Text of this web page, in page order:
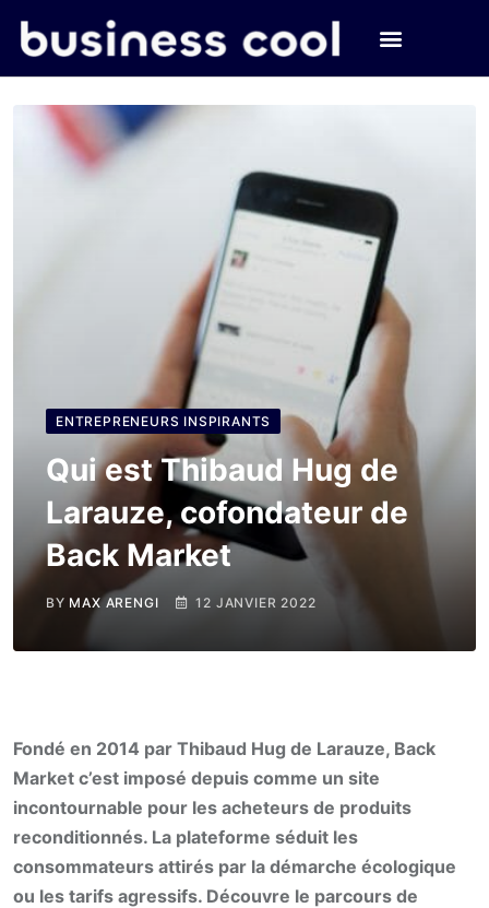
ENTREPRENEURS INSPIRANTS
Qui est Thibaud Hug de
Larauze, cofondateur de
Back Market
BY MAX ARENGI 12 JANVIER 2022
Fondé en 2014 par Thibaud Hug de Larauze, Back
Market c’est imposé depuis comme un site
incontournable pour les acheteurs de produits
reconditionnés. La plateforme séduit les
consommateurs attirés par la démarche écologique
ou les tarifs agressifs. Découvre le parcours de